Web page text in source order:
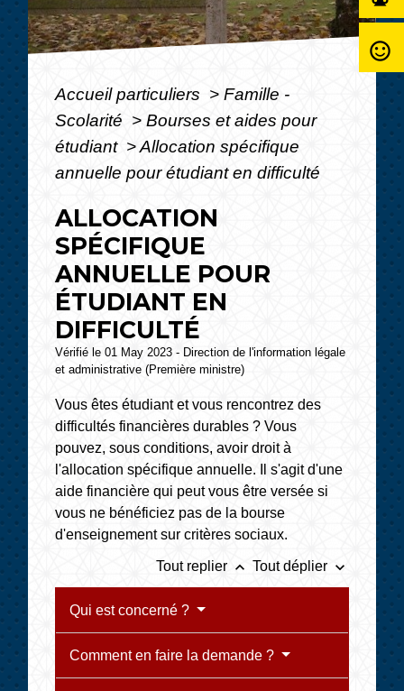
Accueil particuliers > Famille -
Scolarité > Bourses et aides pour
étudiant >Allocation spécifique
annuelle pour étudiant en difficulté
ALLOCATION
SPÉCIFIQUE
ANNUELLE POUR
ÉTUDIANT EN
DIFFICULTÉ
Vérifié le 01 May 2023 - Direction de l'information légale
et administrative (Première ministre)
Vous êtes étudiant et vous rencontrez des
difficultés financières durables ? Vous
pouvez, sous conditions, avoir droit à
l'allocation spécifique annuelle. Il s'agit d'une
aide financière qui peut vous être versée si
vous ne bénéficiez pas de la bourse
d'enseignement sur critères sociaux.
Tout replier keyboard_arrow_up Tout déplier keyboard_arrow_down
Qui est concerné ?
Comment en faire la demande ?
sentiment_satisfied_alt